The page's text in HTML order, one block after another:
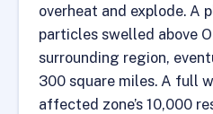
overheat and explode. A
particles swelled above
surrounding region,
300 square miles. A full
affected zone’s 10,000